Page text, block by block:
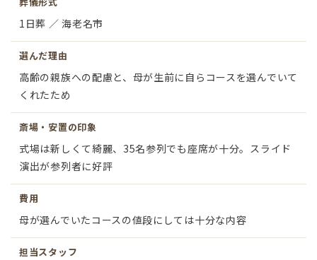
1日葬 ／ 海老名市
選んだ理由
高齢の親族への配慮と、母が生前に自らコースを選んでいて
くれたため
斎場・安置の印象
式場は新しくて綺麗、35名参列でも座席が十分。スライド
演出が参列者に好評
費用
母が選んでいたコースの値段にしては十分な内容
担当スタッフ